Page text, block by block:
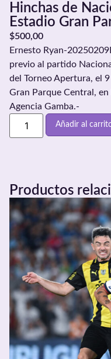
Hinchas de
Estadio Gran
$500,00
Ernesto Ryan-
previo al partido
del Torneo Apertura, el
Gran Parque Central,
Agencia Gamba.-
Añadir al
Productos